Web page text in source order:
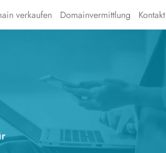
verkaufen Domainvermittlung Kontakt